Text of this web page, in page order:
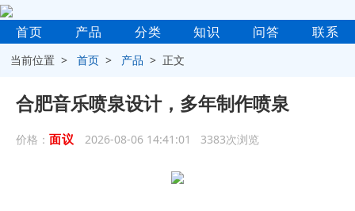
首页 产品 分类 知识 问答 联系
当前位置 >首页 > 产品 > 正文
合肥音乐喷泉设计，多年制作喷泉
价格： 面议 2026-08-06 14:41:01 3383次浏览